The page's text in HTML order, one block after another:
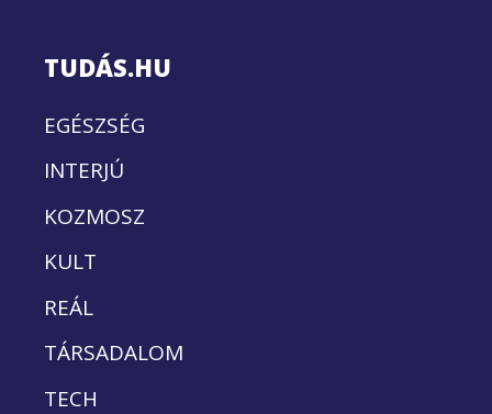
TUDÁS.HU
EGÉSZSÉG
INTERJÚ
KOZMOSZ
KULT
REÁL
TÁRSADALOM
TECH